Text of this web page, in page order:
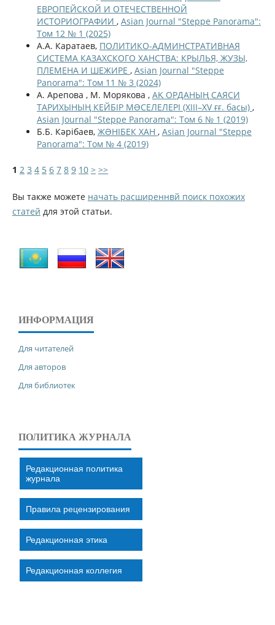
ЕВРОПЕЙСКОЙ И ОТЕЧЕСТВЕННОЙ
ИСТОРИОГРАФИИ , Asian Journal "Steppe Panorama":
Том 12 № 1 (2025)
А.А. Каратаев, ПОЛИТИКО-АДМИНСТРАТИВНАЯ
СИСТЕМА КАЗАХСКОГО ХАНСТВА: КРЫЛЬЯ, ЖУЗЫ,
ПЛЕМЕНА И ШЕЖИРЕ , Asian Journal "Steppe
Panorama": Том 11 № 3 (2024)
А. Арепова , М. Морякова , АҚ ОРДАНЫҢ САЯСИ
ТАРИХЫНЫҢ КЕЙБІР МƏСЕЛЕЛЕРІ (XIII–XV ғғ. басы) ,
Asian Journal "Steppe Panorama": Том 6 № 1 (2019)
Б.Б. Кәрібаев, ЖƏНІБЕК ХАН , Asian Journal "Steppe
Panorama": Том № 4 (2019)
1 2 3 4 5 6 7 8 9 10 > >>
Вы также можете начать расширеннвй поиск похожих
статей для этой статьи.
ИНФОРМАЦИЯ
Для читателей
Для авторов
Для библиотек
ПОЛИТИКА ЖУРНАЛА
Редакционная политика
журнала
Правила рецензирования
Редакционная этика
Редакционная коллегия